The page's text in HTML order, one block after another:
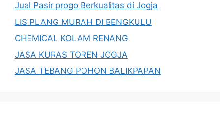
Jual Pasir progo Berkualitas di Jogja
LIS PLANG MURAH DI BENGKULU
CHEMICAL KOLAM RENANG
JASA KURAS TOREN JOGJA
JASA TEBANG POHON BALIKPAPAN